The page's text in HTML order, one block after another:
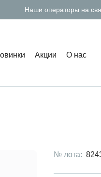
Наши операторы на
Акции О нас
№ лота: